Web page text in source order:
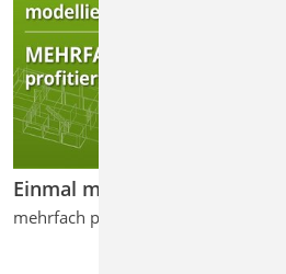
Einmal modelliert ...
mehrfach profitiert: Das zentrale